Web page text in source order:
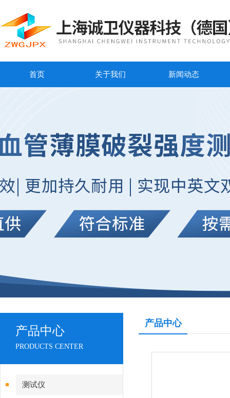
首页 关于我们 新闻动态
产品中心
PRODUCTS CENTER
测试仪
产品中心